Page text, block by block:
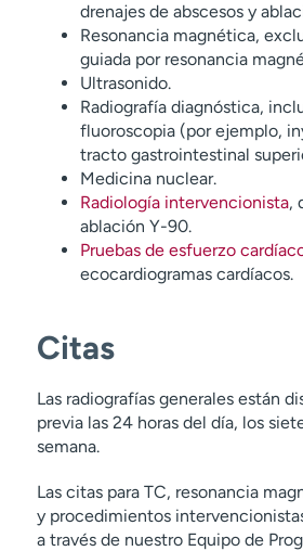
drenajes de abscesos y
Resonancia magnética,
guiada por resonancia
Ultrasonido.
Radiografía diagnóstica,
fluoroscopia (por ejemplo,
tracto gastrointestinal
Medicina nuclear.
Radiología intervencionista,
ablación Y-90.
Pruebas de esfuerzo
ecocardiogramas cardíacos.
Citas
Las radiografías generales están
previa las 24 horas del día, los
semana.
Las citas para TC, resonancia
y procedimientos
a través de nuestro Equipo de